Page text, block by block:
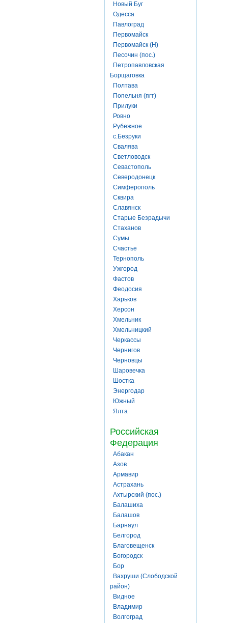
Новый Буг
Одесса
Павлоград
Первомайск
Первомайск (Н)
Песочин (пос.)
Петропавловская
Борщаговка
Полтава
Попельня (пгт)
Прилуки
Ровно
Рубежное
с.Безруки
Свалява
Светловодск
Севастополь
Северодонецк
Симферополь
Сквира
Славянск
Старые Безрадычи
Стаханов
Сумы
Счастье
Тернополь
Ужгород
Фастов
Феодосия
Харьков
Херсон
Хмельник
Хмельницкий
Черкассы
Чернигов
Черновцы
Шаровечка
Шостка
Энергодар
Южный
Ялта
Российская
Федерация
Абакан
Азов
Армавир
Астрахань
Ахтырский (пос.)
Балашиха
Балашов
Барнаул
Белгород
Благовещенск
Богородск
Бор
Вахруши (Слободской
район)
Видное
Владимир
Волгоград